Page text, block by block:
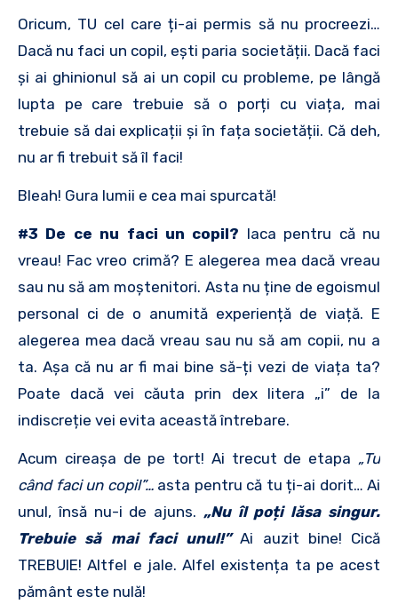
Oricum, TU cel care ți-ai permis să nu procreezi…
Dacă nu faci un copil, ești paria societății. Dacă faci
și ai ghinionul să ai un copil cu probleme, pe lângă
lupta pe care trebuie să o porți cu viața, mai
trebuie să dai explicații și în fața societății. Că deh,
nu ar fi trebuit să îl faci!
Bleah! Gura lumii e cea mai spurcată!
#3 De ce nu faci un copil? Iaca pentru că nu
vreau! Fac vreo crimă? E alegerea mea dacă vreau
sau nu să am moștenitori. Asta nu ține de egoismul
personal ci de o anumită experiență de viață. E
alegerea mea dacă vreau sau nu să am copii, nu a
ta. Așa că nu ar fi mai bine să-ți vezi de viața ta?
Poate dacă vei căuta prin dex litera „i” de la
indiscreție vei evita această întrebare.
Acum cireașa de pe tort! Ai trecut de etapa „Tu
când faci un copil”…asta pentru că tu ți-ai dorit… Ai
unul, însă nu-i de ajuns. „Nu îl poți lăsa singur.
Trebuie să mai faci unul!”Ai auzit bine! Cică
TREBUIE! Altfel e jale. Alfel existența ta pe acest
pământ este nulă!